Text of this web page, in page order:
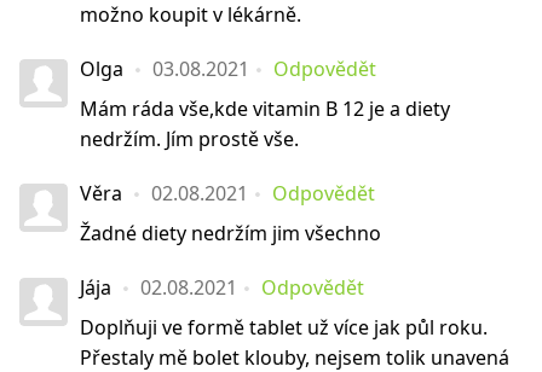
možno koupit v lékárně.
Olga 03.08.2021
Odpovědět
Mám ráda vše,kde vitamin B 12 je a diety
nedržím. Jím prostě vše.
Věra 02.08.2021
Odpovědět
Žadné diety nedržím jim všechno
Jája 02.08.2021
Odpovědět
Doplňuji ve formě tablet už více jak půl roku.
Přestaly mě bolet klouby, nejsem tolik unavená